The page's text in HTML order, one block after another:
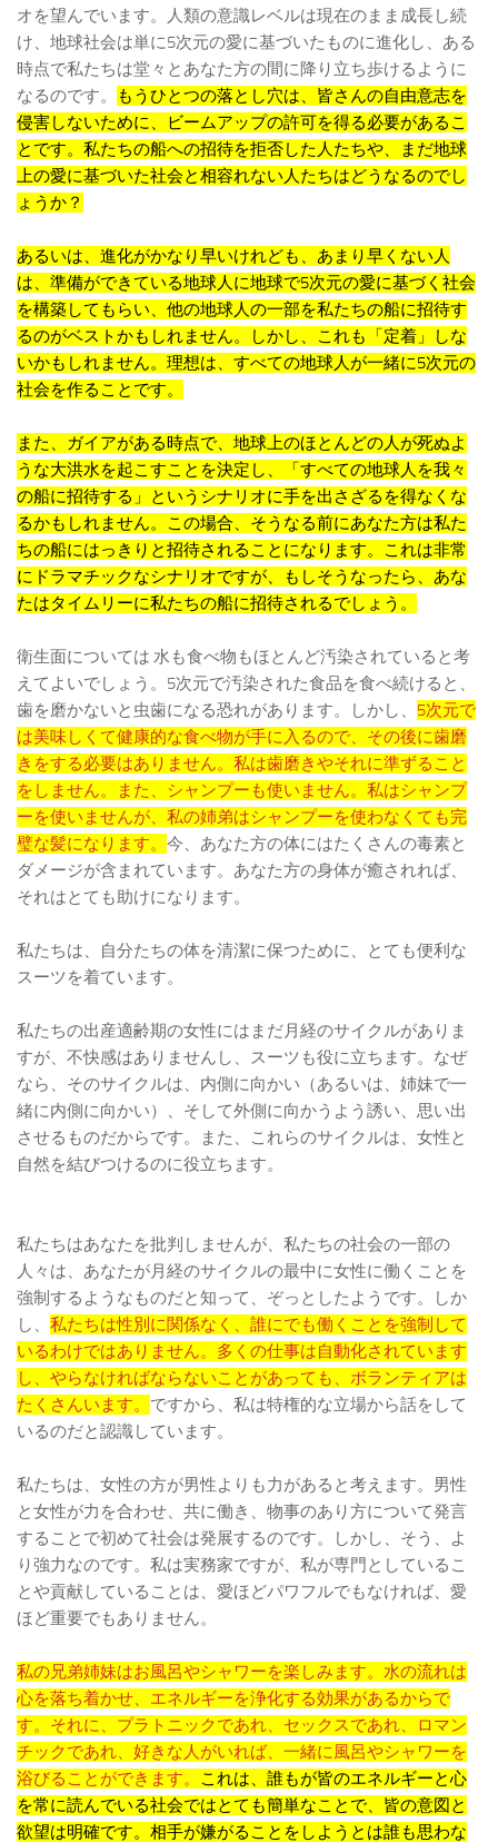
オを望んでいます。人類の意識レベルは現在のまま成長し続
け、地球社会は単に5次元の愛に基づいたものに進化し、ある
時点で私たちは堂々とあなた方の間に降り立ち歩けるように
なるのです。
もうひとつの落とし穴は、皆さんの自由意志を
侵害しないために、ビームアップの許可を得る必要があるこ
とです。私たちの船への招待を拒否した人たちや、まだ地球
上の愛に基づいた社会と相容れない人たちはどうなるのでし
ょうか？
あるいは、進化がかなり早いけれども、あまり早くない人
は、準備ができている地球人に地球で5次元の愛に基づく社会
を構築してもらい、他の地球人の一部を私たちの船に招待す
るのがベストかもしれません。しかし、これも「定着」しな
いかもしれません。理想は、すべての地球人が一緒に5次元の
社会を作ることです。
また、ガイアがある時点で、地球上のほとんどの人が死ぬよ
うな大洪水を起こすことを決定し、「すべての地球人を我々
の船に招待する」というシナリオに手を出さざるを得なくな
るかもしれません。この場合、そうなる前にあなた方は私た
ちの船にはっきりと招待されることになります。これは非常
にドラマチックなシナリオですが、もしそうなったら、あな
たはタイムリーに私たちの船に招待されるでしょう。
衛生面については 水も食べ物もほとんど汚染されていると考
えてよいでしょう。5次元で汚染された食品を食べ続けると、
歯を磨かないと虫歯になる恐れがあります。しかし、 5次元で
は美味しくて健康的な食べ物が手に入るので、その後に歯磨
きをする必要はありません。私は歯磨きやそれに準ずること
をしません。また、シャンプーも使いません。私はシャンプ
ーを使いませんが、私の姉弟はシャンプーを使わなくても完
璧な髪になります。 今、あなた方の体にはたくさんの毒素と
ダメージが含まれています。あなた方の身体が癒されれば、
それはとても助けになります。
私たちは、自分たちの体を清潔に保つために、とても便利な
スーツを着ています。
私たちの出産適齢期の女性にはまだ月経のサイクルがありま
すが、不快感はありませんし、スーツも役に立ちます。なぜ
なら、そのサイクルは、内側に向かい（あるいは、姉妹で一
緒に内側に向かい）、そして外側に向かうよう誘い、思い出
させるものだからです。また、これらのサイクルは、女性と
自然を結びつけるのに役立ちます。
私たちはあなたを批判しませんが、私たちの社会の一部の
人々は、あなたが月経のサイクルの最中に女性に働くことを
強制するようなものだと知って、ぞっとしたようです。しか
し、 私たちは性別に関係なく、誰にでも働くことを強制して
いるわけではありません。多くの仕事は自動化されています
し、やらなければならないことがあっても、ボランティアは
たくさんいます。 ですから、私は特権的な立場から話をして
いるのだと認識しています。
私たちは、女性の方が男性よりも力があると考えます。男性
と女性が力を合わせ、共に働き、物事のあり方について発言
することで初めて社会は発展するのです。しかし、そう、よ
り強力なのです。私は実務家ですが、私が専門としているこ
とや貢献していることは、愛ほどパワフルでもなければ、愛
ほど重要でもありません。
私の兄弟姉妹はお風呂やシャワーを楽しみます。水の流れは
心を落ち着かせ、エネルギーを浄化する効果があるからで
す。それに、プラトニックであれ、セックスであれ、ロマン
チックであれ、好きな人がいれば、一緒に風呂やシャワーを
浴びることができます。
これは、誰もが皆のエネルギーと心
を常に読んでいる社会ではとても簡単なことで、皆の意図と
欲望は明確です。相手が嫌がることをしようとは誰も思わな